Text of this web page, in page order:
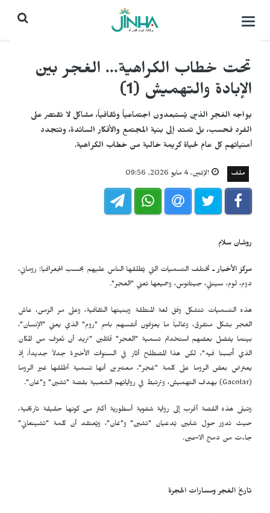
التحكم
تحت خطاب الكراهية... الغجر بين
الإبادة والتهميش (1)
يواجه الغجر الذين يُستبعدون اجتماعياً وثقافياً، مشاكل لا تقتصر على
الفرد فحسب، بل تمتد إلى بنية المجتمع والأفكار السائدة، وتتجدد
أمنياتهم كل عام لحياة كريمة خالية من خطاب الكراهية.
ملف الإثنين, 4 مايو 2026, 09:56
روشان سلام
مركز الأخبار ـتختلف التسميات التي يُطلقها الناس عليهم بحسب الجغرافيا: روماني،
دوم، لوم، سينتي، جيتانوس، وجميعها تعني "الغجر".
هذه التسميات تتشكل وفق لغة المنطقة وبنيتها الثقافية، وعلى مر الزمن، عاش
الغجر بشكل متفرق، وغالباً ما يعرّفون أنفسهم باسم "روم" الذي يعني "الإنسان"،
بينما يفضل بعضهم استخدام تسمية "الغجر" قائلين "نريد أن نُعرّف من المكان
الذي أُصِبنا فيه"، لكن هذا المصطلح أثار في السنوات الأخيرة جدلاً جديداً، إذ
يعترض بعض الروما على كلمة "غجر"، معتبرين أنها تسمية أطلقها غير الروما
(
Gacolar) بهدف التهميش، وترتبط في رواياتهم الشعبية بقصة "تشين" و"غان".
وتبقى هذه القصة أقرب إلى رواية شفوية أسطورية أكثر من كونها حقيقة تاريخية،
حيث تدور حول شابين يُدعيان "تشين" و"غان"، ويُعتقد أن كلمة "تشينغاني"
جاءت من دمج الاسمين.
تاريخ الغجر ومسارات الهجرة